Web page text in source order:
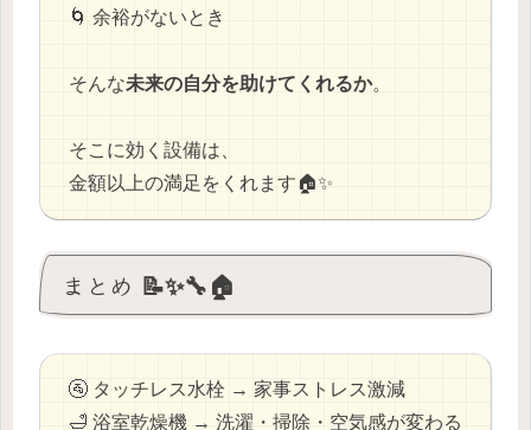
🌀 余裕がないとき
そんな未来の自分を助けてくれるか。
そこに効く設備は、
金額以上の満足をくれます🏠✨
まとめ 📝✨🔧🏠
🚰 タッチレス水栓 → 家事ストレス激減
🛁 浴室乾燥機 → 洗濯・掃除・空気感が変わる